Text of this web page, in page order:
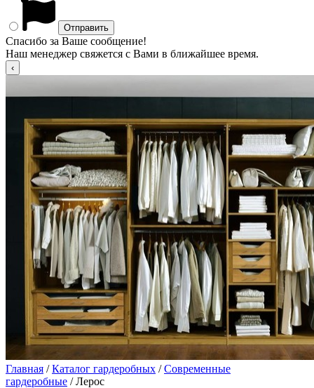
Спасибо за Ваше сообщение!
Наш менеджер свяжется с Вами в ближайшее время.
Главная /Каталог гардеробных /Современные
гардеробные / Лерос